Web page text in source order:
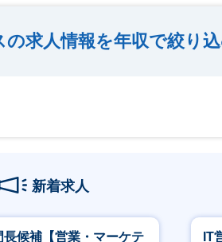
求人情報を年収で絞り
新着求人
長候補【営業・マーケテ
IT